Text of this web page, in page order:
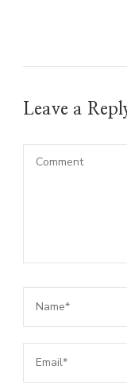
Leave a